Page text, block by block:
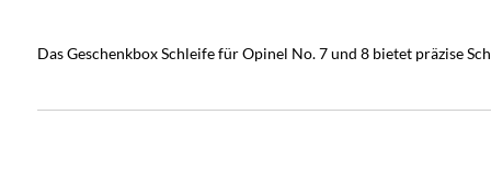
Das Geschenkbox Schleife für Opinel No. 7 und 8 bietet präzise